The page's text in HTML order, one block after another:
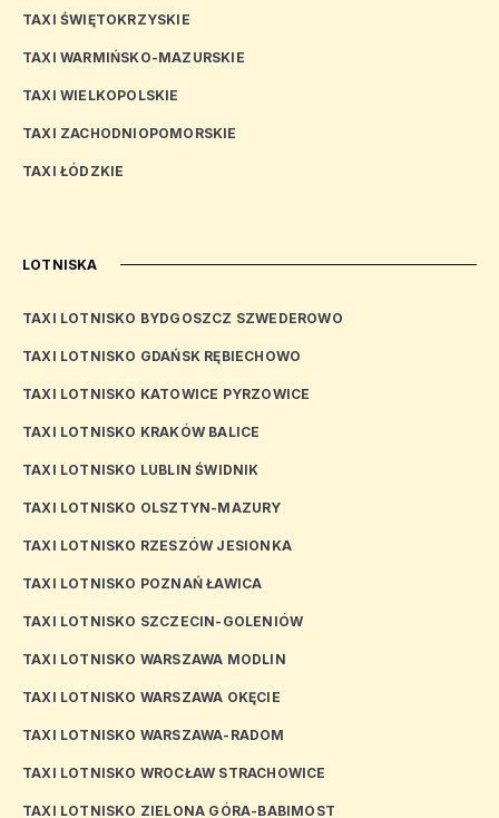
TAXI ŚWIĘTOKRZYSKIE
TAXI WARMIŃSKO-MAZURSKIE
TAXI WIELKOPOLSKIE
TAXI ZACHODNIOPOMORSKIE
TAXI ŁÓDZKIE
LOTNISKA
TAXI LOTNISKO BYDGOSZCZ SZWEDEROWO
TAXI LOTNISKO GDAŃSK RĘBIECHOWO
TAXI LOTNISKO KATOWICE PYRZOWICE
TAXI LOTNISKO KRAKÓW BALICE
TAXI LOTNISKO LUBLIN ŚWIDNIK
TAXI LOTNISKO OLSZTYN-MAZURY
TAXI LOTNISKO RZESZÓW JESIONKA
TAXI LOTNISKO POZNAŃ ŁAWICA
TAXI LOTNISKO SZCZECIN-GOLENIÓW
TAXI LOTNISKO WARSZAWA MODLIN
TAXI LOTNISKO WARSZAWA OKĘCIE
TAXI LOTNISKO WARSZAWA-RADOM
TAXI LOTNISKO WROCŁAW STRACHOWICE
TAXI LOTNISKO ZIELONA GÓRA-BABIMOST